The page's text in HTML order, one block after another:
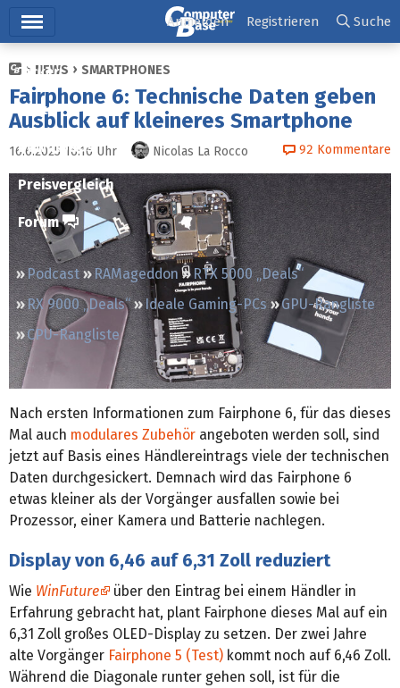
Ticker
Tests
Downloads
Preisvergleich
Forum
Podcast RAMageddon
RTX 5000 „Deals“
RX 9000 „Deals“
Ideale Gaming-PCs
GPU-Rangliste
CPU-Rangliste
Anmelden Registrieren Suche
NEWS SMARTPHONES
Fairphone 6: Technische Daten geben
Ausblick auf kleineres Smartphone
16.6.2025 16:16 Uhr Nicolas La Rocco 92 Kommentare
Nach ersten Informationen zum Fairphone 6, für das dieses
Mal auch modulares Zubehör angeboten werden soll, sind
jetzt auf Basis eines Händlereintrags viele der technischen
Daten durchgesickert. Demnach wird das Fairphone 6
etwas kleiner als der Vorgänger ausfallen sowie bei
Prozessor, einer Kamera und Batterie nachlegen.
Display von 6,46 auf 6,31 Zoll reduziert
Wie WinFuture
über den Eintrag bei einem Händler in
Erfahrung gebracht hat, plant Fairphone dieses Mal auf ein
6,31 Zoll großes OLED-Display zu setzen. Der zwei Jahre
alte Vorgänger Fairphone 5 (Test) kommt noch auf 6,46 Zoll.
Während die Diagonale runter gehen soll, ist für die